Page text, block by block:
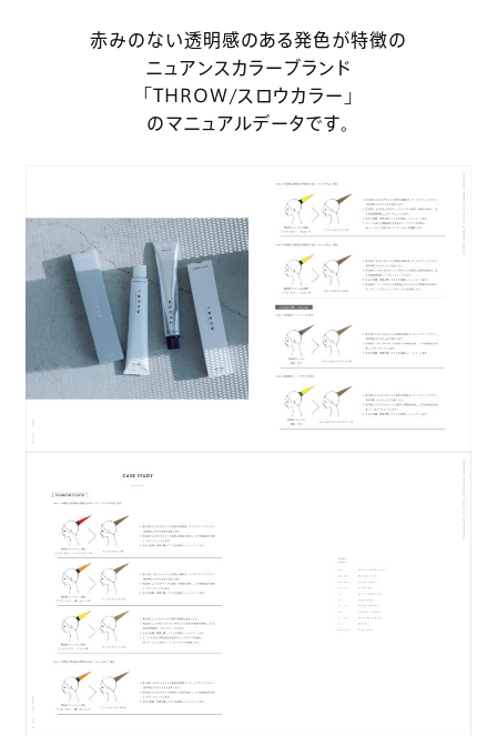
赤みのない透明感のある発色が特徴の
ニュアンスカラーブランド
「THROW/スロウカラー」
のマニュアルデータです。